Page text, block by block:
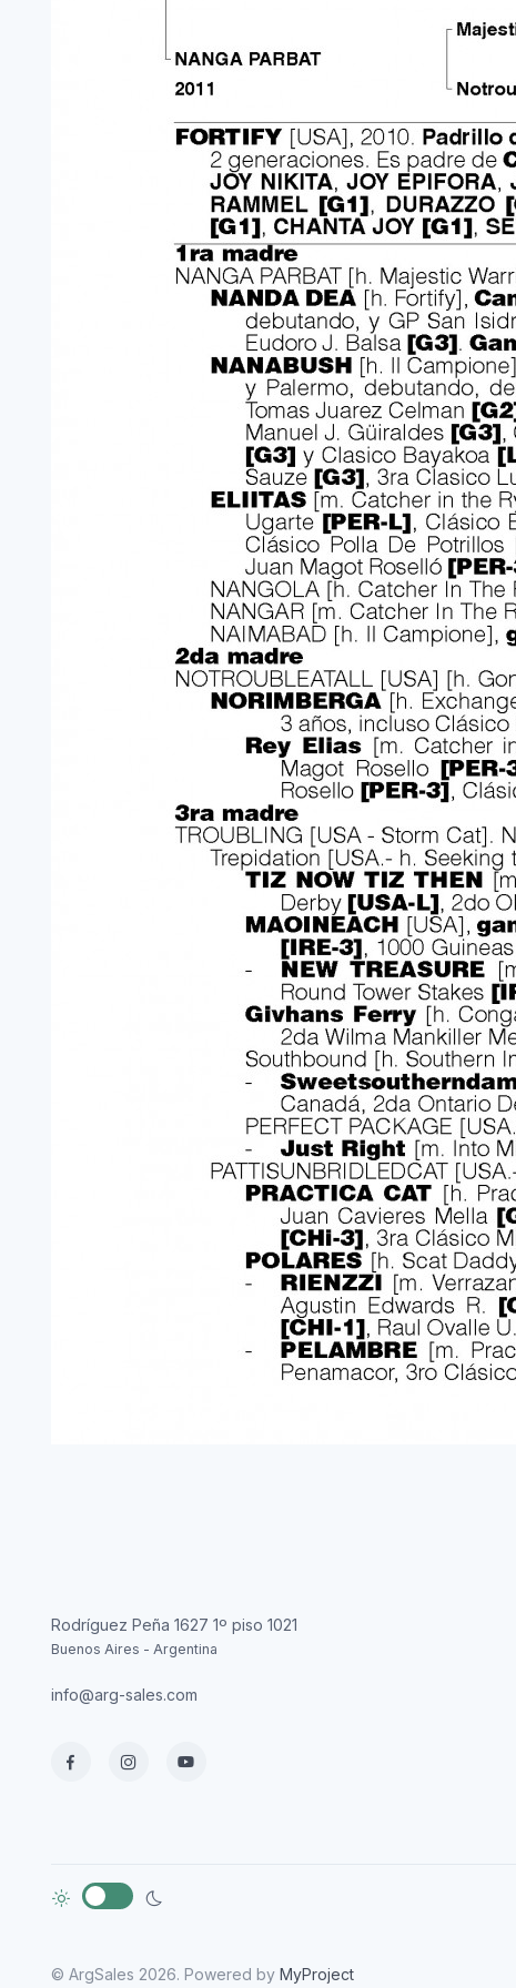
Rodríguez Peña 1627 1º piso 1021
Buenos Aires - Argentina
info@arg-sales.com
© ArgSales 2026. Powered by MyProject